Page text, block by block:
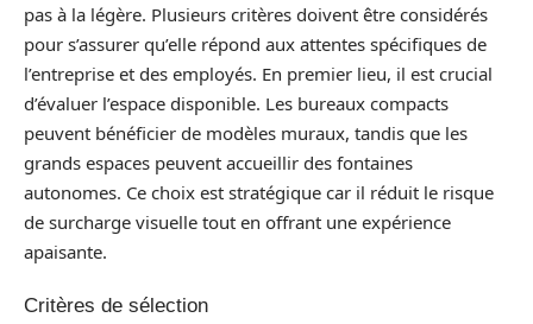
pas à la légère. Plusieurs critères doivent être considérés
pour s’assurer qu’elle répond aux attentes spécifiques de
l’entreprise et des employés. En premier lieu, il est crucial
d’évaluer l’espace disponible. Les bureaux compacts
peuvent bénéficier de modèles muraux, tandis que les
grands espaces peuvent accueillir des fontaines
autonomes. Ce choix est stratégique car il réduit le risque
de surcharge visuelle tout en offrant une expérience
apaisante.
Critères de sélection